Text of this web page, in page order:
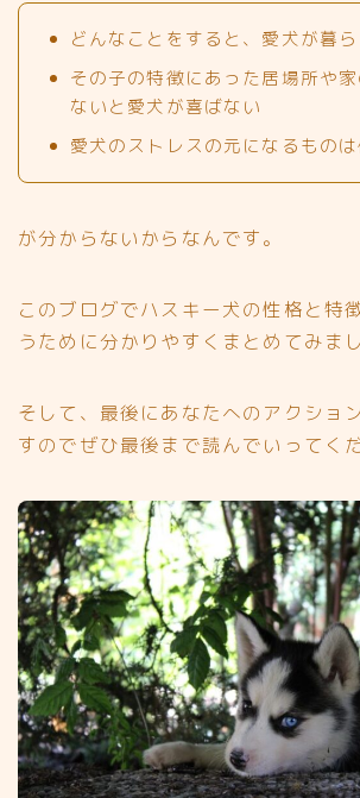
どんなことをすると、愛犬が暮
その子の特徴にあった居場所や
ないと愛犬が喜ばない
愛犬のストレスの元になるものは
が分からないからなんです。
このブログでハスキー犬の性格と特
うために分かりやすくまとめてみまし
そして、最後にあなたへのアクショ
すのでぜひ最後まで読んでいってくだ